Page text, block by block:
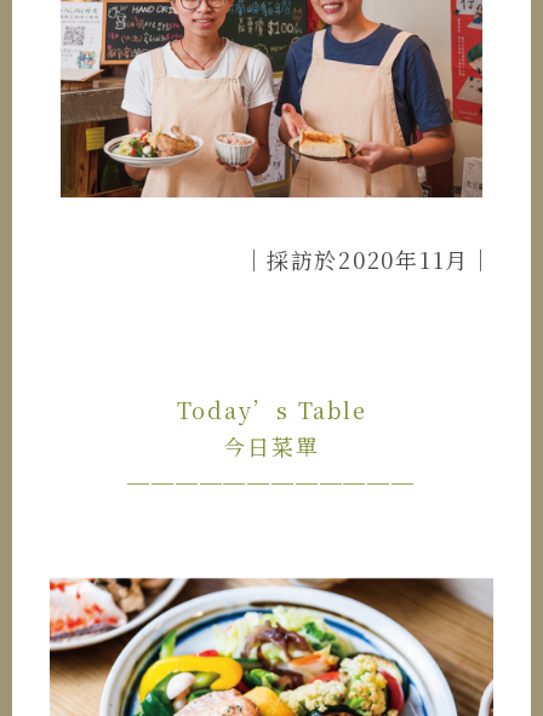
｜採訪於2020年11月｜
Today’s Table
今日菜單
────────────